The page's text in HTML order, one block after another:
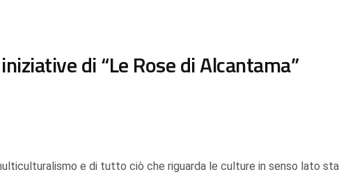
di “Le Rose di Alcantama”
e di tutto ciò che riguarda le culture in senso lato sta